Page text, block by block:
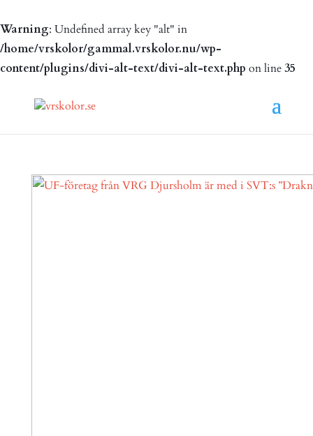
Warning: Undefined array key "alt" in
/home/vrskolor/gammal.vrskolor.nu/wp-
content/plugins/divi-alt-text/divi-alt-text.php on line35